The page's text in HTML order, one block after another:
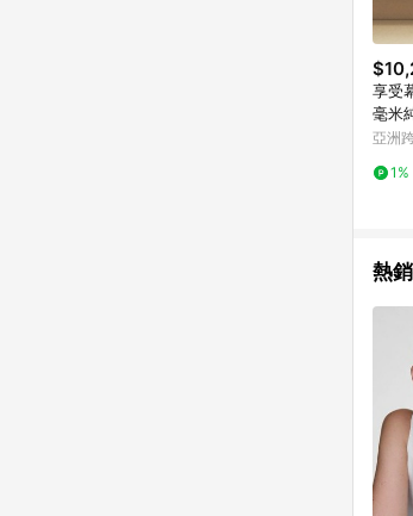
享受
毫米
亞洲
1%
熱